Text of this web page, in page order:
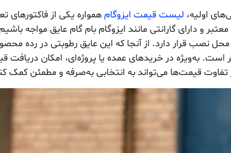
اولیه، لیست قیمت ایزوگامهمواره یکی از
معتبر و دارای گارانتی مانند ایزوگام بام گام عایق
نصب قرار دارد. از آنجا که این عایق رطوبتی در رده
است. به‌ویژه در خریدهای عمده یا پروژه‌ای، امکان دریافت
تفاوت قیمت‌ها می‌تواند به انتخابی به‌صرفه و مطمئن کمک